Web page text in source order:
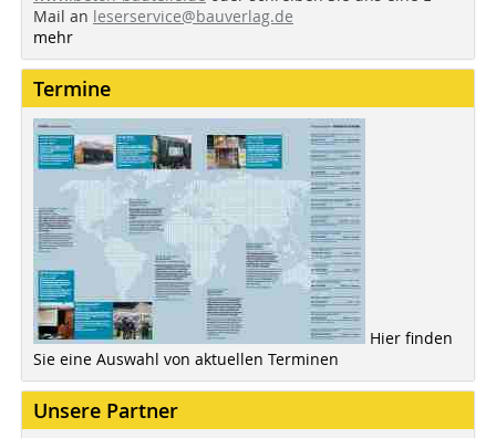
Mail an leserservice@bauverlag.de
mehr
Termine
Hier finden
Sie eine Auswahl von aktuellen Terminen
Unsere Partner